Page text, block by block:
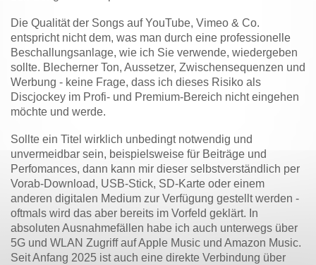
Die Qualität der Songs auf YouTube, Vimeo & Co.
entspricht nicht dem, was man durch eine professionelle
Beschallungsanlage, wie ich Sie verwende, wiedergeben
sollte. Blecherner Ton, Aussetzer, Zwischensequenzen und
Werbung - keine Frage, dass ich dieses Risiko als
Discjockey im Profi- und Premium-Bereich nicht eingehen
möchte und werde.
Sollte ein Titel wirklich unbedingt notwendig und
unvermeidbar sein, beispielsweise für Beiträge und
Perfomances, dann kann mir dieser selbstverständlich per
Vorab-Download, USB-Stick, SD-Karte oder einem
anderen digitalen Medium zur Verfügung gestellt werden -
oftmals wird das aber bereits im Vorfeld geklärt. In
absoluten Ausnahmefällen habe ich auch unterwegs über
5G und WLAN Zugriff auf Apple Music und Amazon Music.
Seit Anfang 2025 ist auch eine direkte Verbindung über